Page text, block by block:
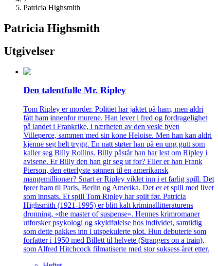
Patricia Highsmith
Patricia Highsmith
Utgivelser
Den talentfulle Mr. Ripley
Tom Ripley er morder. Politiet har jaktet på ham, men aldri
fått ham innenfor murene. Han lever i fred og fordragelighet
på landet i Frankrike, i nærheten av den vesle byen
Villeperce, sammen med sin kone Heloise. Men han kan aldri
kjenne seg helt trygg. En natt støter han på en ung gutt som
kaller seg Billy Rollins. Billy påstår han har lest om Ripley i
avisene. Er Billy den han gir seg ut for? Eller er han Frank
Pierson, den etterlyste sønnen til en amerikansk
mangemillionær? Snart er Ripley viklet inn i et farlig spill. Det
fører ham til Paris, Berlin og Amerika. Det er et spill med livet
som innsats. Et spill Tom Ripley har spilt før. Patricia
Highsmith (1921-1995) er blitt kalt kriminallitteraturens
dronning, «the master of suspense». Hennes krimromaner
utforsker psykologi og skyldfølelse hos individet, samtidig
som dette pakkes inn i utspekulerte plot. Hun debuterte som
forfatter i 1950 med Billett til helvete (Strangers on a train),
som Alfred Hitchcock filmatiserte med stor suksess året etter.